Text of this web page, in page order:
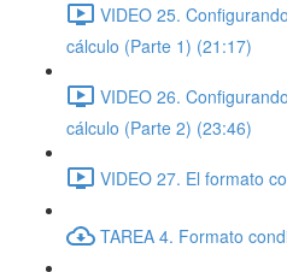
VIDEO 25.
cálculo (Parte 1) (21:17)
VIDEO 26.
cálculo (Parte 2) (23:46)
VIDEO 27. El formato
TAREA 4. Formato